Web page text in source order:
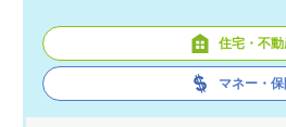
住宅・不
マネー・